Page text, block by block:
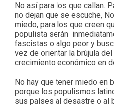
No así para los que callan.
no dejan que se escuche,
miedo, para los que creen
populista serán
fascistas o algo peor y
vez de orientar la brújula
crecimiento económico en
No hay que tener miedo en
porque los populismos
sus países al desastre o al